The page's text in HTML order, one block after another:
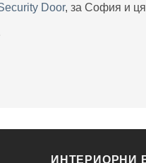
Door, за София и
ИНТЕРИОРНИ